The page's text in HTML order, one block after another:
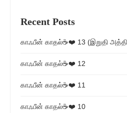
Recent Posts
காஃபீன் காதல்☕❤️ 13 (இறுதி
காஃபீன் காதல்☕❤️ 12
காஃபீன் காதல்☕❤️ 11
காஃபீன் காதல்☕❤️ 10